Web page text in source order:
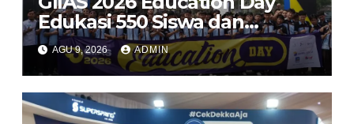
Edukasi 550 Siswa dan
Mahasiswa Soal Teknologi EV
dan Industri Otomotif
AGU 9, 2026 ADMIN